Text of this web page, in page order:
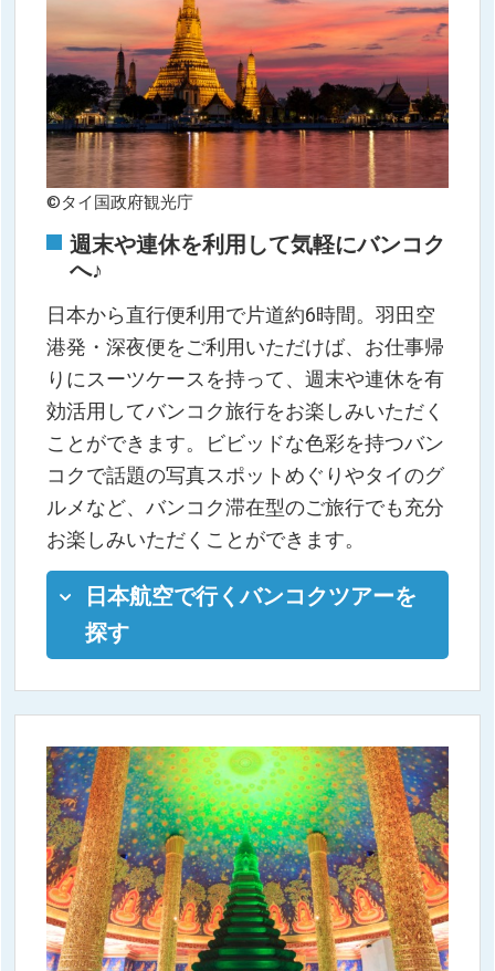
©タイ国政府観光庁
週末や連休を利用して気軽にバンコク
へ♪
日本から直行便利用で片道約6時間。羽田空
港発・深夜便をご利用いただけば、お仕事帰
りにスーツケースを持って、週末や連休を有
効活用してバンコク旅行をお楽しみいただく
ことができます。ビビッドな色彩を持つバン
コクで話題の写真スポットめぐりやタイのグ
ルメなど、バンコク滞在型のご旅行でも充分
お楽しみいただくことができます。
日本航空で行くバンコクツアーを
探す